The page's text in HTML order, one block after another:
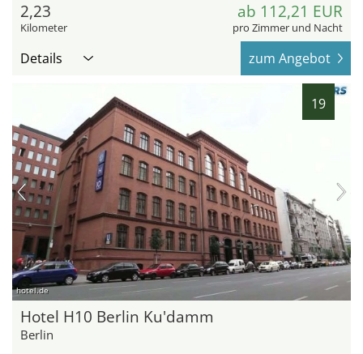
2,23
Kilometer
ab 112,21 EUR
pro Zimmer und Nacht
Details zum Angebot
19
hotel.de
Hotel H10 Berlin Ku'damm
Berlin